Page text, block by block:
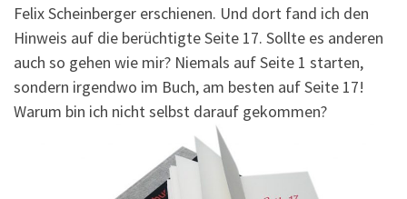
Felix Scheinberger erschienen. Und dort fand ich den
Hinweis auf die berüchtigte Seite 17. Sollte es anderen
auch so gehen wie mir? Niemals auf Seite 1 starten,
sondern irgendwo im Buch, am besten auf Seite 17!
Warum bin ich nicht selbst darauf gekommen?